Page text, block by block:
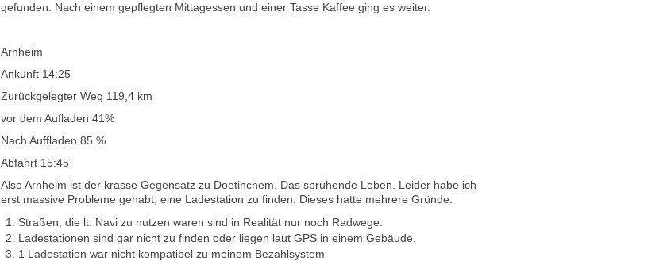
gefunden. Nach einem gepflegten Mittagessen und einer Tasse Kaffee ging es weiter.
Arnheim
Ankunft 14:25
Zurückgelegter Weg 119,4 km
vor dem Aufladen 41%
Nach Auffladen 85 %
Abfahrt 15:45
Also Arnheim ist der krasse Gegensatz zu Doetinchem. Das sprühende Leben. Leider habe ich
erst massive Probleme gehabt, eine Ladestation zu finden. Dieses hatte mehrere Gründe.
Straßen, die lt. Navi zu nutzen waren sind in Realität nur noch Radwege.
Ladestationen sind gar nicht zu finden oder liegen laut GPS in einem Gebäude.
1 Ladestation war nicht kompatibel zu meinem Bezahlsystem